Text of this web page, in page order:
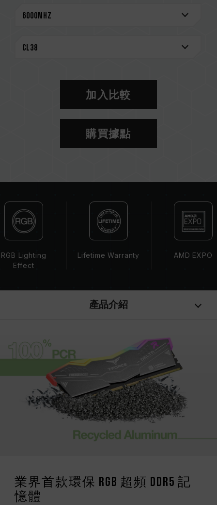
US12111715B2）
US11488679B1）
選購記憶體產品前，請先參考主機板品牌的 QVL
相容性列表。
請勿混合使用不同容量、頻率、品牌、型號的記憶
CPU 記憶體控制器(IMC)的體質以及當前使用的
記憶體的最終運行頻率取決於系統 BIOS 設定及主
機板、CPU 相容性。
若未啟用 XMP（Intel）或 EXPO（AMD），記
憶體將以 SPD 預設頻率（JEDEC 標準）運行，
產品瑕疵。
超頻行為（如啟用 XMP / EXPO 設定）屬於非
記憶體模組的標示頻率為最高可達頻率，並非所有
系統都能達成。
請確認您的主機板與處理器支援對應的超頻技術
（XMP / EXPO），否則記憶體可能無法達到標示
的超頻頻率。
十銓科技的記憶體模組皆在正常電壓情況下進行驗
證，若有處理器或主機板故障狀況，請聯繫處理器
或主機板相關售後服務。
加入比較
購買據點
RGB Lighting
Effect
Lifetime Warranty AMD EXPO
產品介紹
業界首款環保 RGB 超頻 DDR5 記
憶體